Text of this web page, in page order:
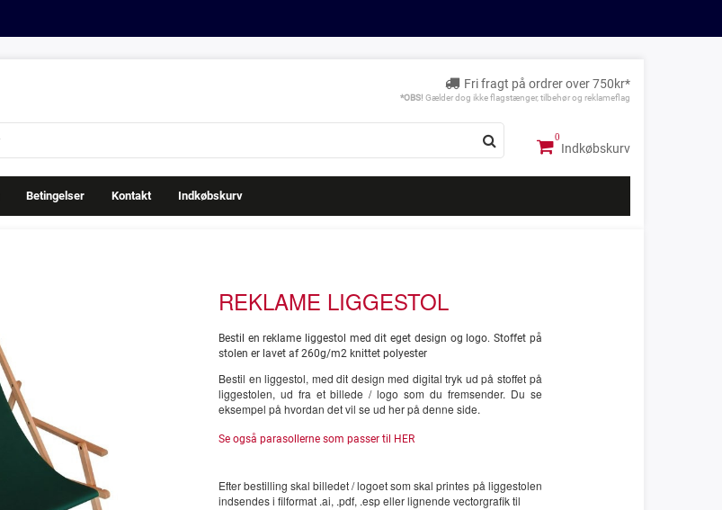
Fri fragt på ordrer over 750kr*
*OBS! Gælder dog ikke flagstænger, tilbehør og reklameflag
Indkøbskurv
Betingelser Kontakt Indkøbskurv
REKLAME LIGGESTOL
Bestil en reklame liggestol med dit eget design og logo. Stoffet på
stolen er lavet af 260g/m2 knittet polyester
Bestil en liggestol, med dit design med digital tryk ud på stoffet på
liggestolen, ud fra et billede / logo som du fremsender. Du se
eksempel på hvordan det vil se ud her på denne side.
Se også parasollerne som passer til HER
Efter bestilling skal billedet / logoet som skal printes på liggestolen
indsendes i filformat .ai, .pdf, .esp eller lignende vectorgrafik til